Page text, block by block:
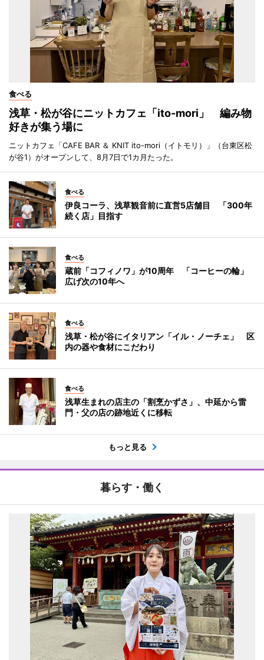
食べる
浅草・松が谷にニットカフェ「ito-mori」 編み物
好きが集う場に
ニットカフェ「CAFE BAR ＆ KNIT ito-mori（イトモリ）」（台東区松
が谷1）がオープンして、8月7日で1カ月たった。
食べる
伊良コーラ、浅草観音前に直営5店舗目 「300年
続く店」目指す
食べる
蔵前「コフィノワ」が10周年 「コーヒーの輪」
広げ次の10年へ
食べる
浅草・松が谷にイタリアン「イル・ノーチェ」 区
内の器や食材にこだわり
食べる
浅草生まれの店主の「割烹かずさ」、中延から雷
門・父の店の跡地近くに移転
もっと見る
暮らす・働く